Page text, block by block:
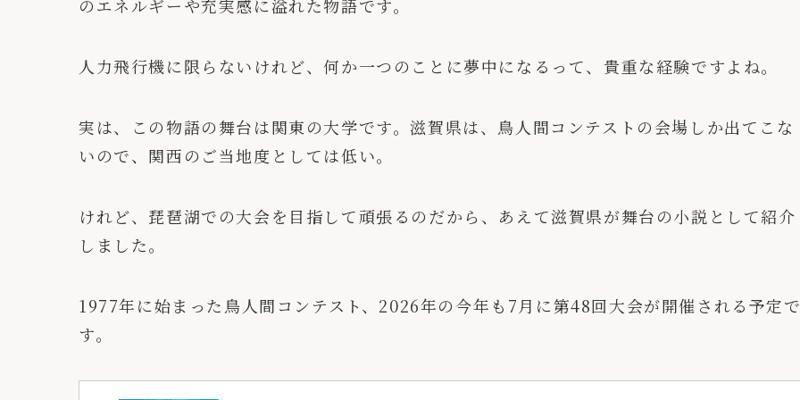
のエネルギーや充実感に溢れた物語です。
人力飛行機に限らないけれど、何か一つのことに夢中になるって、貴重な経験ですよね。
実は、この物語の舞台は関東の大学です。滋賀県は、鳥人間コンテストの会場しか出てこな
いので、関西のご当地度としては低い。
けれど、琵琶湖での大会を目指して頑張るのだから、あえて滋賀県が舞台の小説として紹介
しました。
1977年に始まった鳥人間コンテスト、2026年の今年も7月に第48回大会が開催される予定
す。